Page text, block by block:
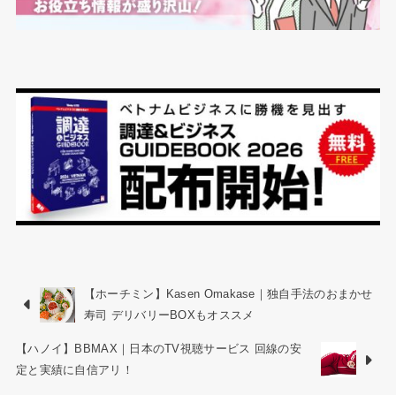
【ホーチミン】Kasen Omakase｜独自手法のおまかせ
寿司 デリバリーBOXもオススメ
【ハノイ】BBMAX｜日本のTV視聴サービス 回線の安
定と実績に自信アリ！